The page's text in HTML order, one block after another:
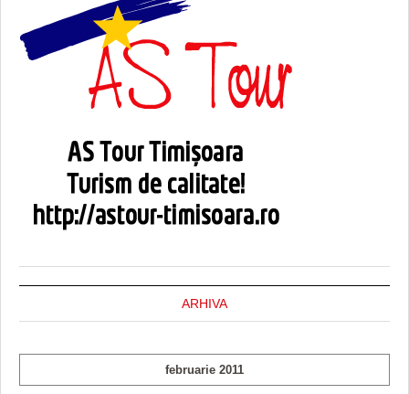
ARHIVA
februarie 2011